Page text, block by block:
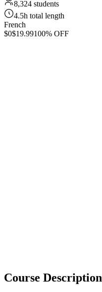
8,324 students
4.5h total length
French
$0$19.99100% OFF
Course Description